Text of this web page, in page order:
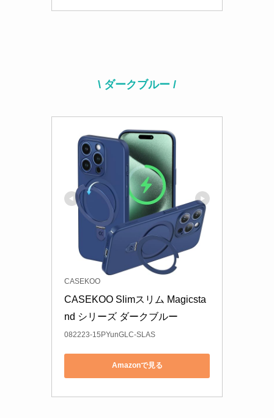
\ ダークブルー /
CASEKOO
CASEKOO Slimスリム Magicsta
nd シリーズ ダークブルー
082223-15PYunGLC-SLAS
Amazonで見る